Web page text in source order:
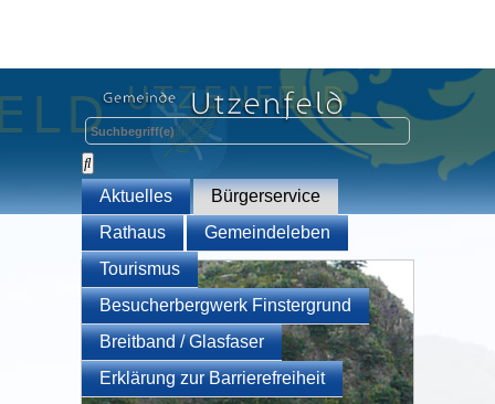
Aktuelles
Bürgerservice
Rathaus
Gemeindeleben
Tourismus
Besucherbergwerk Finstergrund
Breitband / Glasfaser
Erklärung zur Barrierefreiheit